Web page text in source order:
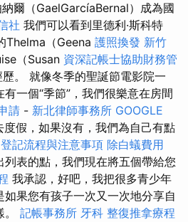
納爾（GaelGarcíaBernal）成為國
社 我們可以看到里德利·斯科特
Thelma（Geena 護照換發 新竹
（Susan 資深記帳士協助財務管
。 就像冬季的聖誕節電影院一
一個“季節”，我們很樂意在房間
請 - 新北律師事務所 GOOGLE
度假，如果沒有，我們為自己有點
記流程與注意事項 除白蟻費用
表的點，我們現在將五個帶給您
我承認，好吧，我把很多青少年
果您有孩子一次又一次地分享自
記帳事務所 牙科 整復推拿療程